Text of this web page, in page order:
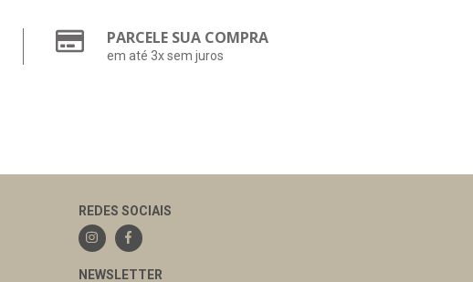
PARCELE SUA COMPRA
em até 3x sem juros
REDES SOCIAIS
NEWSLETTER